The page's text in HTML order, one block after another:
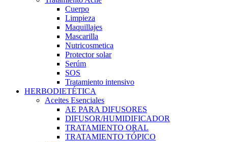
Cuerpo
Limpieza
Maquillajes
Mascarilla
Nutricosmetica
Protector solar
Serúm
SOS
Tratamiento intensivo
HERBODIETÉTICA
Aceites Esenciales
AE PARA DIFUSORES
DIFUSOR/HUMIDIFICADOR
TRATAMIENTO ORAL
TRATAMIENTO TÓPICO